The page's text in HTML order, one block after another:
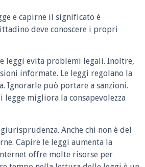
e capirne il significato è
deve conoscere i propri
leggi evita problemi legali. Inoltre,
informate. Le leggi regolano la
Ignorarle può portare a sanzioni.
migliora la consapevolezza
Anche chi non è del
Capire le leggi aumenta la
offre molte risorse per